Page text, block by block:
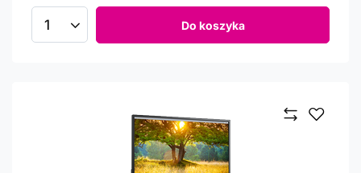
Ilość produktów Do koszyka